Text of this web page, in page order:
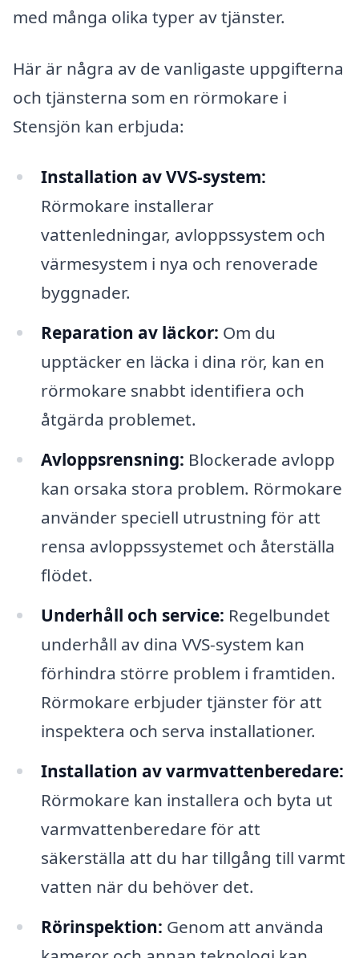
med många olika typer av tjänster.
Här är några av de vanligaste uppgifterna
och tjänsterna som en rörmokare i
Stensjön kan erbjuda:
Installation av VVS-system:
Rörmokare installerar
vattenledningar, avloppssystem och
värmesystem i nya och renoverade
byggnader.
Reparation av läckor: Om du
upptäcker en läcka i dina rör, kan en
rörmokare snabbt identifiera och
åtgärda problemet.
Avloppsrensning: Blockerade avlopp
kan orsaka stora problem. Rörmokare
använder speciell utrustning för att
rensa avloppssystemet och återställa
flödet.
Underhåll och service: Regelbundet
underhåll av dina VVS-system kan
förhindra större problem i framtiden.
Rörmokare erbjuder tjänster för att
inspektera och serva installationer.
Installation av varmvattenberedare:
Rörmokare kan installera och byta ut
varmvattenberedare för att
säkerställa att du har tillgång till varmt
vatten när du behöver det.
Rörinspektion: Genom att använda